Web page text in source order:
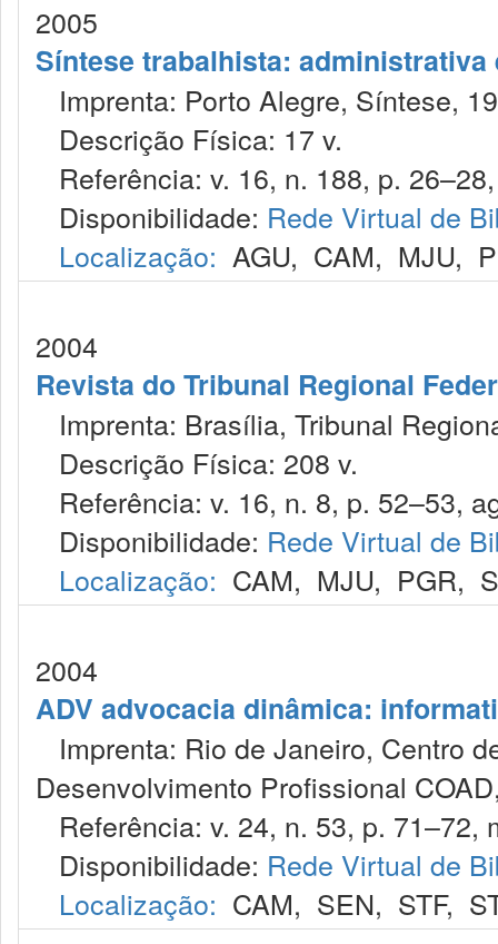
2005
Síntese trabalhista:
Imprenta: Porto Alegre, Síntese,
Descrição Física: 17 v.
Referência: v. 16, n. 188, p.
Disponibilidade: Rede Virtual de
Localização: AGU, CAM, MJU,
2004
Revista do Tribunal Regional
Imprenta: Brasília, Tribunal
Descrição Física: 208 v.
Referência: v. 16, n. 8, p. 52–53,
Disponibilidade: Rede Virtual de
Localização: CAM, MJU, PGR,
2004
ADV advocacia dinâmica:
Imprenta: Rio de Janeiro, Centro
Desenvolvimento Profissional
Referência: v. 24, n. 53, p. 71–72,
Disponibilidade: Rede Virtual de
Localização: CAM, SEN, STF,